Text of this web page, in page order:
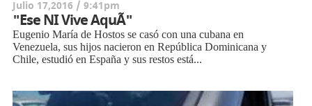
Julio 17,2016 / 9:41pm
"Ese NI Vive AquÃ­"
Eugenio María de Hostos se casó con una cubana en
Venezuela, sus hijos nacieron en República Dominicana y
Chile, estudió en España y sus restos está...